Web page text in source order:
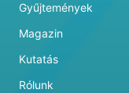
Gyűjtemények
Magazin
Kutatás
Rólunk